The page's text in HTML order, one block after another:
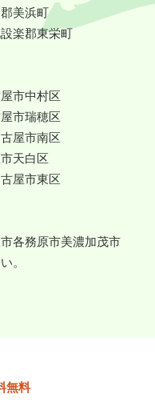
美浜町
楽郡東栄町
市中村区
市瑞穂区
屋市南区
天白区
屋市東区
各務原市美濃加茂市
。
無料